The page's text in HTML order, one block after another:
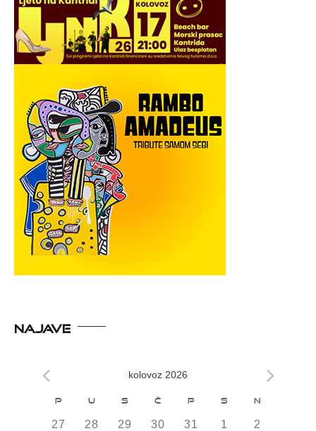
NAJAVE
kolovoz 2026
Kalendar
od
P U S Č P S N
0
27
0
28
0
29
0
30
0
31
0
1
0
2